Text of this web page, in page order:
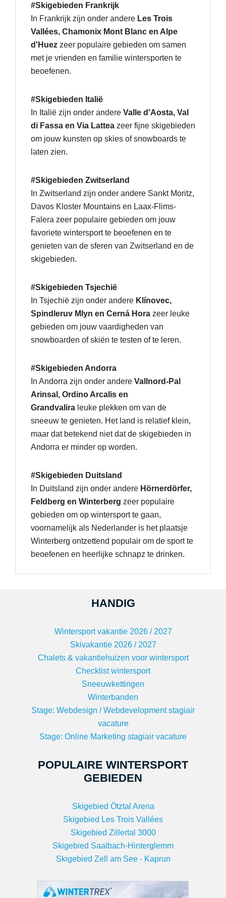
#Skigebieden Frankrijk
In Frankrijk zijn onder andere Les Trois
Vallées, Chamonix Mont Blanc en Alpe
d'Huez zeer populaire gebieden om samen
met je vrienden en familie wintersporten te
beoefenen.
#Skigebieden Italië
In Italië zijn onder andere Valle d'Aosta, Val
di Fassa en Via Lattea zeer fijne skigebieden
om jouw kunsten op skies of snowboards te
laten zien.
#Skigebieden Zwitserland
In Zwitserland zijn onder andere Sankt Moritz,
Davos Kloster Mountains en Laax-Flims-
Falera zeer populaire gebieden om jouw
favoriete wintersport te beoefenen en te
genieten van de sferen van Zwitserland en de
skigebieden.
#Skigebieden Tsjechië
In Tsjechië zijn onder andere Klínovec,
Spindleruv Mlyn en Cerná Hora zeer leuke
gebieden om jouw vaardigheden van
snowboarden of skiën te testen of te leren.
#Skigebieden Andorra
In Andorra zijn onder andere Vallnord-Pal
Arinsal, Ordino Arcalis en
Grandvalira leuke plekken om van de
sneeuw te genieten. Het land is relatief klein,
maar dat betekend niet dat de skigebieden in
Andorra er minder op worden.
#Skigebieden Duitsland
In Duitsland zijn onder andere Hörnerdörfer,
Feldberg en Winterberg zeer populaire
gebieden om op wintersport te gaan,
voornamelijk als Nederlander is het plaatsje
Winterberg ontzettend populair om de sport te
beoefenen en heerlijke schnapz te drinken.
HANDIG
Wintersport vakantie 2026 / 2027
Skivakantie 2026 / 2027
Chalets & vakantiehuizen voor wintersport
Checklist wintersport
Sneeuwkettingen
Winterbanden
Stage: Webdesign / Webdevelopment stagiair
vacature
Stage: Online Marketing stagiair vacature
POPULAIRE WINTERSPORT
GEBIEDEN
Skigebied Ötztal Arena
Skigebied Les Trois Vallées
Skigebied Zillertal 3000
Skigebied Saalbach-Hinterglemm
Skigebied Zell am See - Kaprun